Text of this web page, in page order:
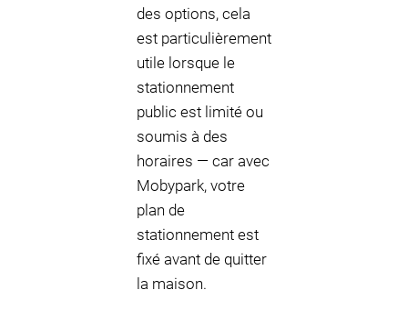
des options, cela
est particulièrement
utile lorsque le
stationnement
public est limité ou
soumis à des
horaires — car avec
Mobypark, votre
plan de
stationnement est
fixé avant de quitter
la maison.